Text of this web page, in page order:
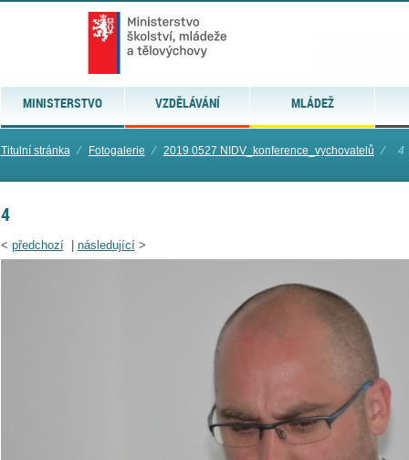
MINISTERSTVO VZDĚLÁVÁNÍ MLÁDEŽ
Titulní stránka ⁄ Fotogalerie ⁄ 2019 0527 NIDV_konference_vychovatelů ⁄ 4
4
< předchozí| následující>